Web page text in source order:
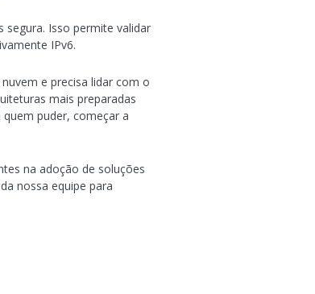
segura. Isso permite validar
IPv6.
e precisa lidar com o
mais preparadas
puder, começar a
na adoção de soluções
nossa equipe para